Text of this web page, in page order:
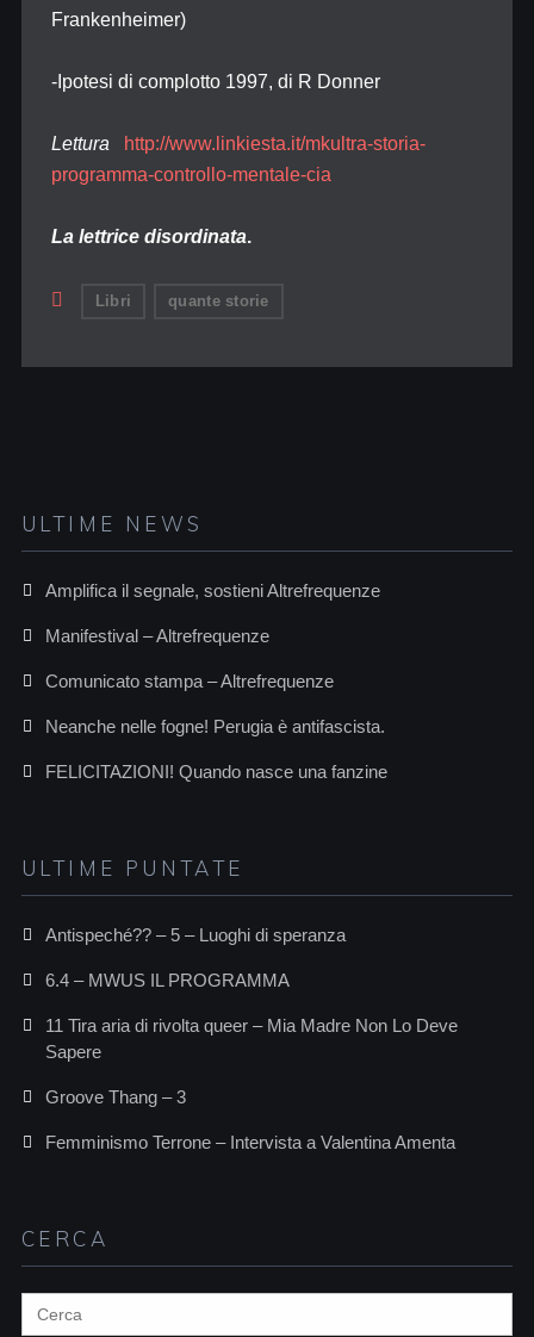
Frankenheimer)
-Ipotesi di complotto 1997, di R Donner
Lettura
http://www.linkiesta.it/mkultra-storia-
programma-controllo-mentale-cia
La lettrice disordinata.
Libri quante storie
ULTIME NEWS
Amplifica il segnale, sostieni Altrefrequenze
Manifestival – Altrefrequenze
Comunicato stampa – Altrefrequenze
Neanche nelle fogne! Perugia è antifascista.
FELICITAZIONI! Quando nasce una fanzine
ULTIME PUNTATE
Antispeché?? – 5 – Luoghi di speranza
6.4 – MWUS IL PROGRAMMA
11 Tira aria di rivolta queer – Mia Madre Non Lo Deve
Sapere
Groove Thang – 3
Femminismo Terrone – Intervista a Valentina Amenta
CERCA
Search
for: